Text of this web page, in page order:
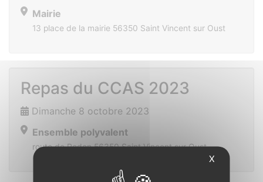
Mairie
13 place de la mairie 56350 Saint Vincent sur Oust
Repas du CCAS 2023
Dimanche 8 octobre 2023
Ensemble polyvalent
route de Redon 56350 Saint Vincent sur Oust
X